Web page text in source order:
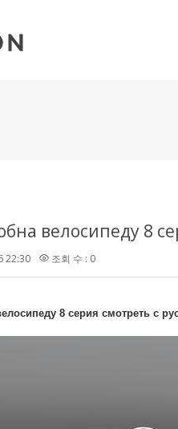
велосипеду 8
22:30 조회 수 : 0
8 серия смотреть с